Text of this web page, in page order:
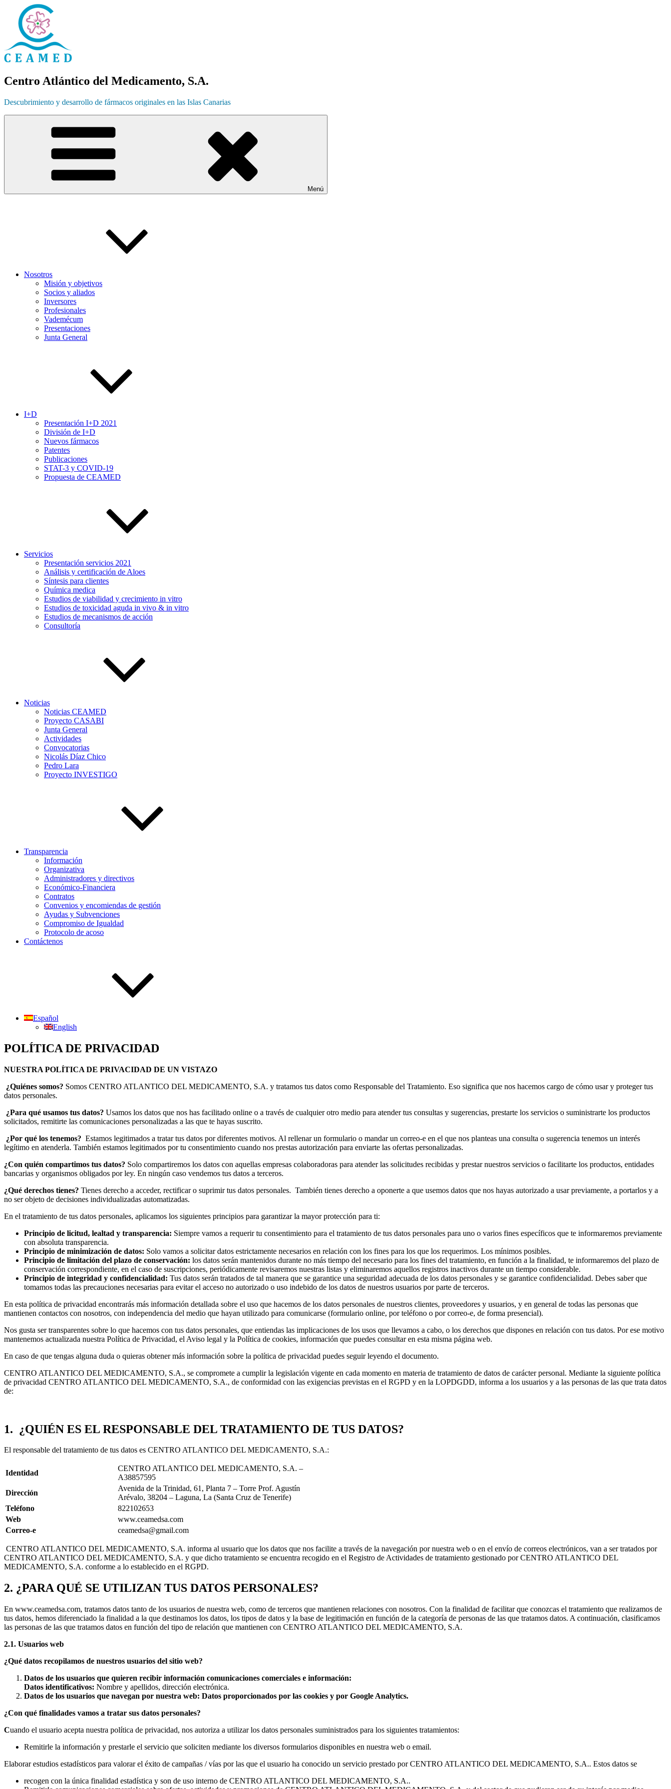
contenido
Centro Atlántico del Medicamento, S.A.
Descubrimiento y desarrollo de fármacos originales en las Islas Canarias
Menú
Nosotros
Misión y objetivos
Socios y aliados
Inversores
Profesionales
Vademécum
Presentaciones
Junta General
I+D
Presentación I+D 2021
División de I+D
Nuevos fármacos
Patentes
Publicaciones
STAT-3 y COVID-19
Propuesta de CEAMED
Servicios
Presentación servicios 2021
Análisis y certificación de Aloes
Síntesis para clientes
Química medica
Estudios de viabilidad y crecimiento in vitro
Estudios de toxicidad aguda in vivo & in vitro
Estudios de mecanismos de acción
Consultoría
Noticias
Noticias CEAMED
Proyecto CASABI
Junta General
Actividades
Convocatorias
Nicolás Díaz Chico
Pedro Lara
Proyecto INVESTIGO
Transparencia
Información
Organizativa
Administradores y directivos
Económico-Financiera
Contratos
Convenios y encomiendas de gestión
Ayudas y Subvenciones
Compromiso de Igualdad
Protocolo de acoso
Contáctenos
Español
English
POLÍTICA DE PRIVACIDAD
NUESTRA POLÍTICA DE PRIVACIDAD DE UN VISTAZO
¿Quiénes somos? Somos CENTRO ATLANTICO DEL MEDICAMENTO, S.A. y tratamos tus datos como Responsable del Tratamiento. Eso significa que nos hacemos cargo de cómo usar y proteger tus
datos personales.
¿Para qué usamos tus datos? Usamos los datos que nos has facilitado online o a través de cualquier otro medio para atender tus consultas y sugerencias, prestarte los servicios o suministrarte los productos
solicitados, remitirte las comunicaciones personalizadas a las que te hayas suscrito.
¿Por qué los tenemos? Estamos legitimados a tratar tus datos por diferentes motivos. Al rellenar un formulario o mandar un correo-e en el que nos planteas una consulta o sugerencia tenemos un interés
legítimo en atenderla. También estamos legitimados por tu consentimiento cuando nos prestas autorización para enviarte las ofertas personalizadas.
¿Con quién compartimos tus datos? Solo compartiremos los datos con aquellas empresas colaboradoras para atender las solicitudes recibidas y prestar nuestros servicios o facilitarte los productos, entidades
bancarias y organismos obligados por ley. En ningún caso vendemos tus datos a terceros.
¿Qué derechos tienes? Tienes derecho a acceder, rectificar o suprimir tus datos personales. También tienes derecho a oponerte a que usemos datos que nos hayas autorizado a usar previamente, a portarlos y a
no ser objeto de decisiones individualizadas automatizadas.
En el tratamiento de tus datos personales, aplicamos los siguientes principios para garantizar la mayor protección para ti:
Principio de licitud, lealtad y transparencia: Siempre vamos a requerir tu consentimiento para el tratamiento de tus datos personales para uno o varios fines específicos que te informaremos previamente
con absoluta transparencia.
Principio de minimización de datos: Solo vamos a solicitar datos estrictamente necesarios en relación con los fines para los que los requerimos. Los mínimos posibles.
Principio de limitación del plazo de conservación: los datos serán mantenidos durante no más tiempo del necesario para los fines del tratamiento, en función a la finalidad, te informaremos del plazo de
conservación correspondiente, en el caso de suscripciones, periódicamente revisaremos nuestras listas y eliminaremos aquellos registros inactivos durante un tiempo considerable.
Principio de integridad y confidencialidad: Tus datos serán tratados de tal manera que se garantice una seguridad adecuada de los datos personales y se garantice confidencialidad. Debes saber que
tomamos todas las precauciones necesarias para evitar el acceso no autorizado o uso indebido de los datos de nuestros usuarios por parte de terceros.
En esta política de privacidad encontrarás más información detallada sobre el uso que hacemos de los datos personales de nuestros clientes, proveedores y usuarios, y en general de todas las personas que
mantienen contactos con nosotros, con independencia del medio que hayan utilizado para comunicarse (formulario online, por teléfono o por correo-e, de forma presencial).
Nos gusta ser transparentes sobre lo que hacemos con tus datos personales, que entiendas las implicaciones de los usos que llevamos a cabo, o los derechos que dispones en relación con tus datos. Por ese motivo
mantenemos actualizada nuestra Política de Privacidad, el Aviso legal y la Política de cookies, información que puedes consultar en esta misma página web.
En caso de que tengas alguna duda o quieras obtener más información sobre la política de privacidad puedes seguir leyendo el documento.
CENTRO ATLANTICO DEL MEDICAMENTO, S.A., se compromete a cumplir la legislación vigente en cada momento en materia de tratamiento de datos de carácter personal. Mediante la siguiente política
de privacidad CENTRO ATLANTICO DEL MEDICAMENTO, S.A., de conformidad con las exigencias previstas en el RGPD y en la LOPDGDD, informa a los usuarios y a las personas de las que trata datos
de:
1. ¿QUIÉN ES EL RESPONSABLE DEL TRATAMIENTO DE TUS DATOS?
El responsable del tratamiento de tus datos es CENTRO ATLANTICO DEL MEDICAMENTO, S.A.:
Identidad
CENTRO ATLANTICO DEL MEDICAMENTO, S.A. –
A38857595
Dirección
Avenida de la Trinidad, 61, Planta 7 – Torre Prof. Agustín
Arévalo, 38204 – Laguna, La (Santa Cruz de Tenerife)
Teléfono
822102653
Web
www.ceamedsa.com
Correo-e
ceamedsa@gmail.com
CENTRO ATLANTICO DEL MEDICAMENTO, S.A. informa al usuario que los datos que nos facilite a través de la navegación por nuestra web o en el envío de correos electrónicos, van a ser tratados por
CENTRO ATLANTICO DEL MEDICAMENTO, S.A. y que dicho tratamiento se encuentra recogido en el Registro de Actividades de tratamiento gestionado por CENTRO ATLANTICO DEL
MEDICAMENTO, S.A. conforme a lo establecido en el RGPD.
2. ¿PARA QUÉ SE UTILIZAN TUS DATOS PERSONALES?
En www.ceamedsa.com, tratamos datos tanto de los usuarios de nuestra web, como de terceros que mantienen relaciones con nosotros. Con la finalidad de facilitar que conozcas el tratamiento que realizamos de
tus datos, hemos diferenciado la finalidad a la que destinamos los datos, los tipos de datos y la base de legitimación en función de la categoría de personas de las que tratamos datos. A continuación, clasificamos
las personas de las que tratamos datos en función del tipo de relación que mantienen con CENTRO ATLANTICO DEL MEDICAMENTO, S.A.
2.1. Usuarios web
¿Qué datos recopilamos de nuestros usuarios del sitio web?
Datos de los usuarios que quieren recibir información comunicaciones comerciales e información:
Datos identificativos: Nombre y apellidos, dirección electrónica.
Datos de los usuarios que navegan por nuestra web: Datos proporcionados por las cookies y por Google Analytics.
¿Con qué finalidades vamos a tratar sus datos personales?
Cuando el usuario acepta nuestra política de privacidad, nos autoriza a utilizar los datos personales suministrados para los siguientes tratamientos:
Remitirle la información y prestarle el servicio que soliciten mediante los diversos formularios disponibles en nuestra web o email.
Elaborar estudios estadísticos para valorar el éxito de campañas / vías por las que el usuario ha conocido un servicio prestado por CENTRO ATLANTICO DEL MEDICAMENTO, S.A.. Estos datos se
recogen con la única finalidad estadística y son de uso interno de CENTRO ATLANTICO DEL MEDICAMENTO, S.A..